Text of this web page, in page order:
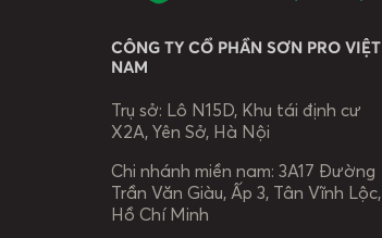
CÔNG TY CỔ PHẦN SƠN PRO VIỆT
NAM
Trụ sở: Lô N15D, Khu tái định cư
X2A, Yên Sở, Hà Nội
Chi nhánh miền nam: 3A17 Đường
Trần Văn Giàu, Ấp 3, Tân Vĩnh Lộc,
Hồ Chí Minh